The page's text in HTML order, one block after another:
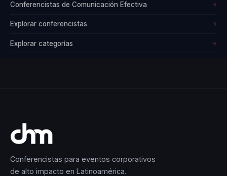
Conferencistas de Comunicación Efectiva →
Explorar conferencistas →
Explorar categorías →
Conferencistas para eventos corporativos
de alto impacto en Latinoamérica.